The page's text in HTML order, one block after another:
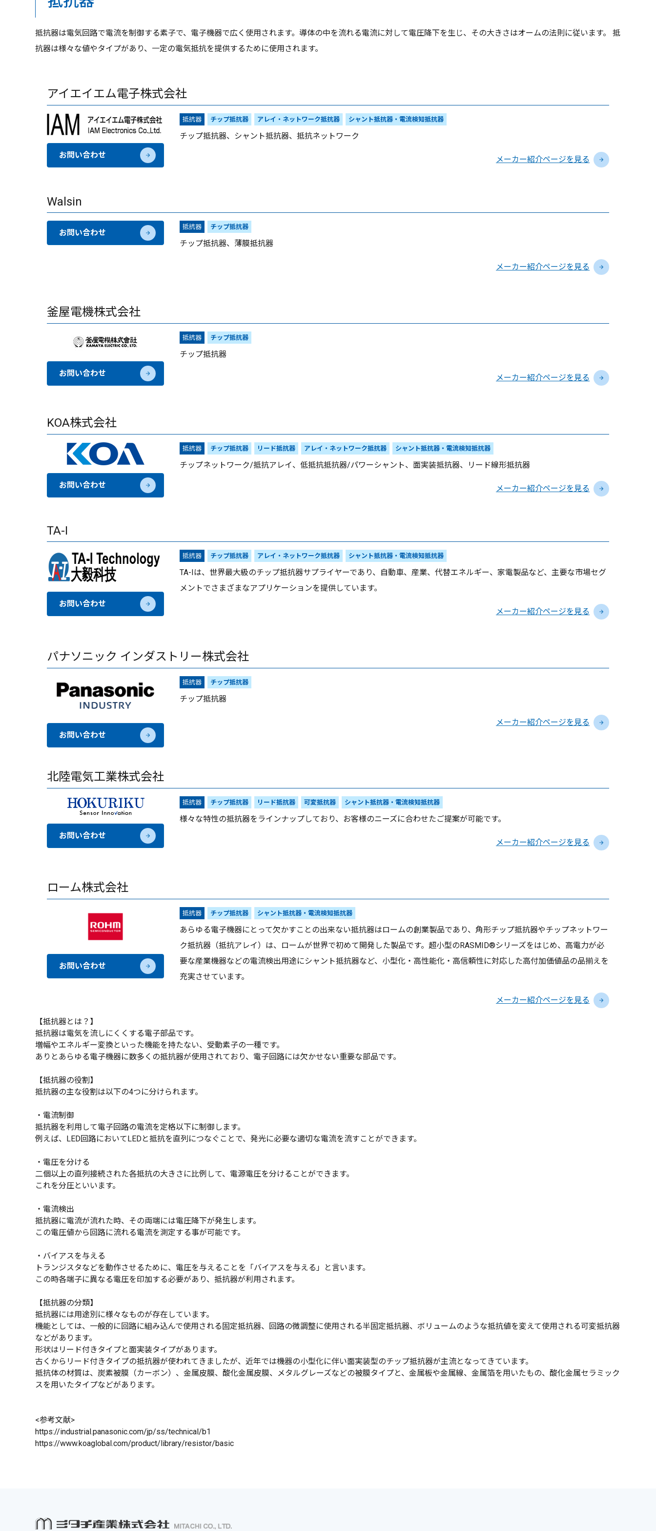
抵抗器は電気回路で電流を制御する素子で、電子機器で広く使用されます。導体の中を流れる電流に対して電圧降下を生じ、その大きさはオームの法則に従います。 抵
抗器は様々な値やタイプがあり、一定の電気抵抗を提供するために使用されます。
アイエイエム電子株式会社
お問い合わせ
抵抗器 チップ抵抗器 アレイ・ネットワーク抵抗器 シャント抵抗器・電流検知抵抗器
チップ抵抗器、シャント抵抗器、抵抗ネットワーク
メーカー紹介ページを見る
Walsin
お問い合わせ
抵抗器 チップ抵抗器
チップ抵抗器、薄膜抵抗器
メーカー紹介ページを見る
釜屋電機株式会社
お問い合わせ
抵抗器 チップ抵抗器
チップ抵抗器
メーカー紹介ページを見る
KOA株式会社
お問い合わせ
抵抗器 チップ抵抗器 リード抵抗器 アレイ・ネットワーク抵抗器 シャント抵抗器・電流検知抵抗器
チップネットワーク/抵抗アレイ、低抵抗抵抗器/パワーシャント、面実装抵抗器、リード線形抵抗器
メーカー紹介ページを見る
TA-I
お問い合わせ
抵抗器 チップ抵抗器 アレイ・ネットワーク抵抗器 シャント抵抗器・電流検知抵抗器
TA-Iは、世界最大級のチップ抵抗器サプライヤーであり、自動車、産業、代替エネルギー、家電製品など、主要な市場セグ
メントでさまざまなアプリケーションを提供しています。
メーカー紹介ページを見る
パナソニック インダストリー株式会社
お問い合わせ
抵抗器 チップ抵抗器
チップ抵抗器
メーカー紹介ページを見る
北陸電気工業株式会社
お問い合わせ
抵抗器 チップ抵抗器 リード抵抗器 可変抵抗器 シャント抵抗器・電流検知抵抗器
様々な特性の抵抗器をラインナップしており、お客様のニーズに合わせたご提案が可能です。
メーカー紹介ページを見る
ローム株式会社
お問い合わせ
抵抗器 チップ抵抗器 シャント抵抗器・電流検知抵抗器
あらゆる電子機器にとって欠かすことの出来ない抵抗器はロームの創業製品であり、角形チップ抵抗器やチップネットワー
ク抵抗器（抵抗アレイ）は、ロームが世界で初めて開発した製品です。超小型のRASMID®シリーズをはじめ、高電力が必
要な産業機器などの電流検出用途にシャント抵抗器など、小型化・高性能化・高信頼性に対応した高付加価値品の品揃えを
充実させています。
メーカー紹介ページを見る
【抵抗器とは？】
抵抗器は電気を流しにくくする電子部品です。
増幅やエネルギー変換といった機能を持たない、受動素子の一種です。
ありとあらゆる電子機器に数多くの抵抗器が使用されており、電子回路には欠かせない重要な部品です。
【抵抗器の役割】
抵抗器の主な役割は以下の4つに分けられます。
・電流制御
抵抗器を利用して電子回路の電流を定格以下に制御します。
例えば、LED回路においてLEDと抵抗を直列につなぐことで、発光に必要な適切な電流を流すことができます。
・電圧を分ける
二個以上の直列接続された各抵抗の大きさに比例して、電源電圧を分けることができます。
これを分圧といいます。
・電流検出
抵抗器に電流が流れた時、その両端には電圧降下が発生します。
この電圧値から回路に流れる電流を測定する事が可能です。
・バイアスを与える
トランジスタなどを動作させるために、電圧を与えることを「バイアスを与える」と言います。
この時各端子に異なる電圧を印加する必要があり、抵抗器が利用されます。
【抵抗器の分類】
抵抗器には用途別に様々なものが存在しています。
機能としては、一般的に回路に組み込んで使用される固定抵抗器、回路の微調整に使用される半固定抵抗器、ボリュームのような抵抗値を変えて使用される可変抵抗器
などがあります。
形状はリード付きタイプと面実装タイプがあります。
古くからリード付きタイプの抵抗器が使われてきましたが、近年では機器の小型化に伴い面実装型のチップ抵抗器が主流となってきています。
抵抗体の材質は、炭素被膜（カーボン）、金属皮膜、酸化金属皮膜、メタルグレーズなどの被膜タイプと、金属板や金属線、金属箔を用いたもの、酸化金属セラミック
スを用いたタイプなどがあります。
<参考文献>
https://industrial.panasonic.com/jp/ss/technical/b1
https://www.koaglobal.com/product/library/resistor/basic